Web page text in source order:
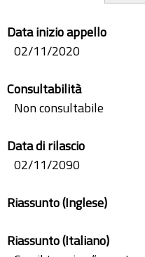
Lucas
RCP
Data inizio appello
02/11/2020
Consultabilità
Non consultabile
Data di rilascio
02/11/2090
Riassunto (Inglese)
Riassunto (Italiano)